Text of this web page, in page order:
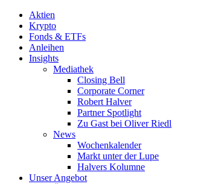
Aktien
Krypto
Fonds & ETFs
Anleihen
Insights
Mediathek
Closing Bell
Corporate Corner
Robert Halver
Partner Spotlight
Zu Gast bei Oliver Riedl
News
Wochenkalender
Markt unter der Lupe
Halvers Kolumne
Unser Angebot